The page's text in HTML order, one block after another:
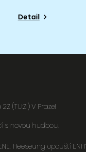
Detail
(TU:ZI) V Praze!
s novou hudbou.
Heeseung opouští